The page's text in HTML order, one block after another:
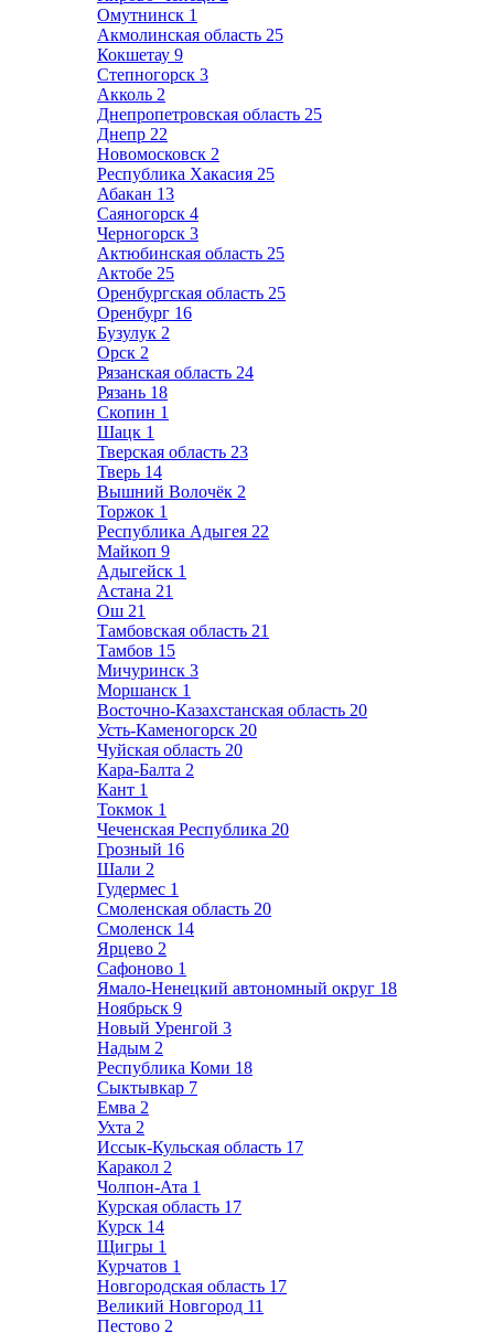
Омутнинск 1
Акмолинская область 25
Кокшетау 9
Степногорск 3
Акколь 2
Днепропетровская область 25
Днепр 22
Новомосковск 2
Республика Хакасия 25
Абакан 13
Саяногорск 4
Черногорск 3
Актюбинская область 25
Актобе 25
Оренбургская область 25
Оренбург 16
Бузулук 2
Орск 2
Рязанская область 24
Рязань 18
Скопин 1
Шацк 1
Тверская область 23
Тверь 14
Вышний Волочёк 2
Торжок 1
Республика Адыгея 22
Майкоп 9
Адыгейск 1
Астана 21
Ош 21
Тамбовская область 21
Тамбов 15
Мичуринск 3
Моршанск 1
Восточно-Казахстанская область 20
Усть-Каменогорск 20
Чуйская область 20
Кара-Балта 2
Кант 1
Токмок 1
Чеченская Республика 20
Грозный 16
Шали 2
Гудермес 1
Смоленская область 20
Смоленск 14
Ярцево 2
Сафоново 1
Ямало-Ненецкий автономный округ 18
Ноябрьск 9
Новый Уренгой 3
Надым 2
Республика Коми 18
Сыктывкар 7
Емва 2
Ухта 2
Иссык-Кульская область 17
Каракол 2
Чолпон-Ата 1
Курская область 17
Курск 14
Щигры 1
Курчатов 1
Новгородская область 17
Великий Новгород 11
Пестово 2